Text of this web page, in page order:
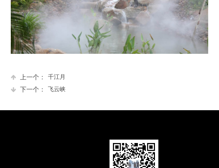
上一个： 千江月
下一个： 飞云峡